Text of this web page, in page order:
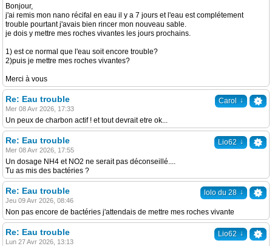
Bonjour,
j'ai remis mon nano récifal en eau il y a 7 jours et l'eau est complétement
trouble pourtant j'avais bien rincer mon nouveau sable.
je dois y mettre mes roches vivantes les jours prochains.
1) est ce normal que l'eau soit encore trouble?
2)puis je mettre mes roches vivantes?
Merci à vous
Carol ↓
Re: Eau trouble
Mer 08 Avr 2026, 17:33
Un peux de charbon actif ! et tout devrait etre ok...
Lio62 ↓
Re: Eau trouble
Mer 08 Avr 2026, 17:55
Un dosage NH4 et NO2 ne serait pas déconseillé....
Tu as mis des bactéries ?
lolo du 28 ↓
Re: Eau trouble
Jeu 09 Avr 2026, 08:46
Non pas encore de bactéries j'attendais de mettre mes roches vivante
Lio62 ↓
Re: Eau trouble
Lun 27 Avr 2026, 13:13